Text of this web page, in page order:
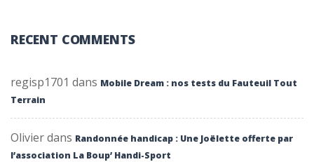
RECENT COMMENTS
regisp1701 dans Mobile Dream : nos tests du Fauteuil Tout
Terrain
Olivierdans Randonnée handicap : Une Joëlette offerte par
l’association La Boup’ Handi-Sport